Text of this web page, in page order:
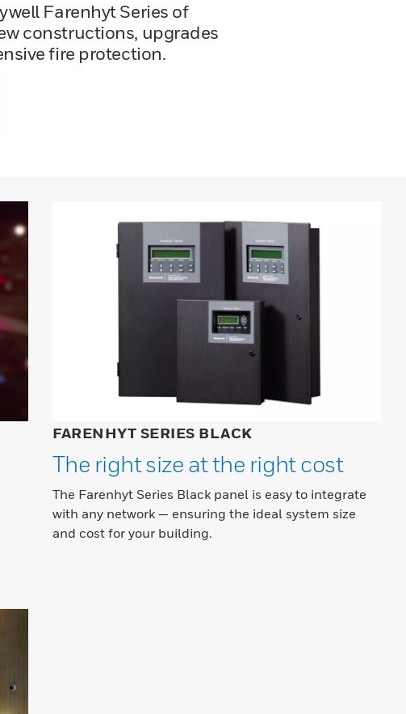
Farenhyt Series of
constructions, upgrades
fire protection.
FARENHYT SERIES BLACK
The right size at the right cost
The Farenhyt Series Black panel is easy to integrate
with any network — ensuring the ideal system size
and cost for your building.